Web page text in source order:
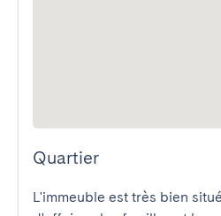
Quartier
L'immeuble est très bien